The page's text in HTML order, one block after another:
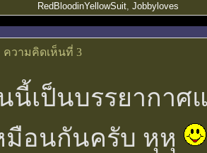
RedBloodinYellowSuit, Jobbyloves
ความคิดเห็นที่ 3
นี้เป็นบรรยากาศแ
มือนกันครับ หุหุ